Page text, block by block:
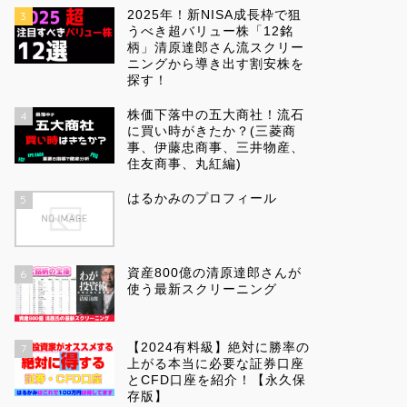
3
2025年！新NISA成長枠で狙
うべき超バリュー株「12銘
柄」清原達郎さん流スクリー
ニングから導き出す割安株を
探す！
4
株価下落中の五大商社！流石
に買い時がきたか？(三菱商
事、伊藤忠商事、三井物産、
住友商事、丸紅編)
5 はるかみのプロフィール
6
資産800億の清原達郎さんが
使う最新スクリーニング
7
【2024有料級】絶対に勝率の
上がる本当に必要な証券口座
とCFD口座を紹介！【永久保
存版】